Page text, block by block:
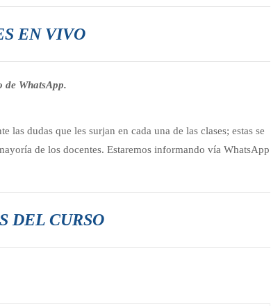
EN VIVO
de WhatsApp.
las dudas que les surjan en cada una de las clases; estas se
de los docentes. Estaremos informando vía WhatsApp
DEL CURSO